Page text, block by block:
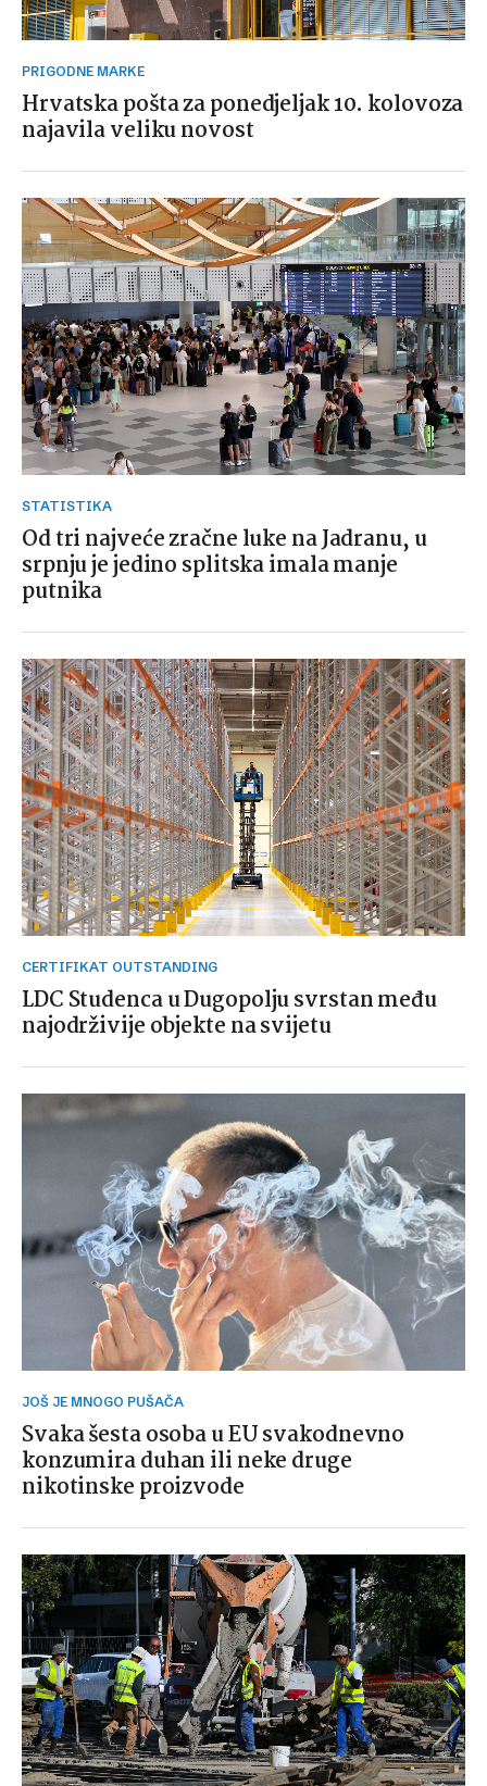
PRIGODNE MARKE
Hrvatska pošta za ponedjeljak 10. kolovoza
najavila veliku novost
STATISTIKA
Od tri najveće zračne luke na Jadranu, u
srpnju je jedino splitska imala manje
putnika
CERTIFIKAT OUTSTANDING
LDC Studenca u Dugopolju svrstan među
najodrživije objekte na svijetu
JOŠ JE MNOGO PUŠAČA
Svaka šesta osoba u EU svakodnevno
konzumira duhan ili neke druge
nikotinske proizvode